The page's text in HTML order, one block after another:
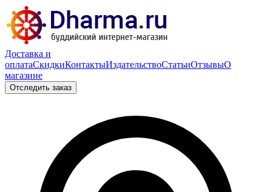
Доставка и
оплатаСкидкиКонтактыИздательствоСтатьиОтзывыО
магазине
Отследить заказ